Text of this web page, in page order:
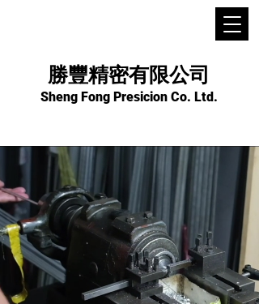
勝豐精密有限公司
Sheng Fong Presicion Co. Ltd.